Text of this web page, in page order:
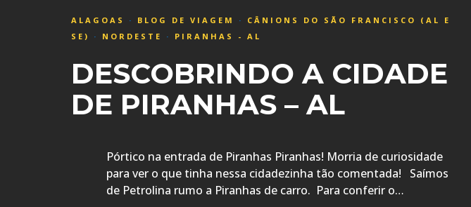
ALAGOAS · BLOG DE VIAGEM · CÂNIONS DO SÃO FRANCISCO (AL E
SE)
· NORDESTE · PIRANHAS - AL
DESCOBRINDO A CIDADE
DE PIRANHAS – AL
Pórtico na entrada de Piranhas Piranhas! Morria de curiosidade
para ver o que tinha nessa cidadezinha tão comentada! Saímos
de Petrolina rumo a Piranhas de carro. Para conferir o…